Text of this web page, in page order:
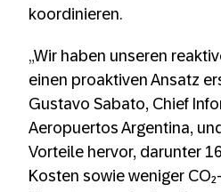
koordinieren.
„Wir haben unseren
einen proaktiven Ansatz
Gustavo Sabato, Chief
Aeropuertos Argentina,
Vorteile hervor, darunter
Kosten sowie weniger